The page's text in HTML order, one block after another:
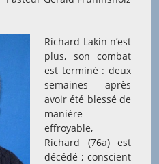
Richard Lakin n’est
plus, son combat
est terminé : deux
semaines après
avoir été blessé de
manière
effroyable,
Richard (76a) est
décédé ; conscient